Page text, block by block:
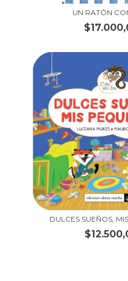
UN RATÓN
DULCES SUEÑOS,